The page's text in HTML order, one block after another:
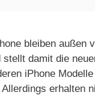
bleiben außen
stellt damit die
iPhone
erhalten